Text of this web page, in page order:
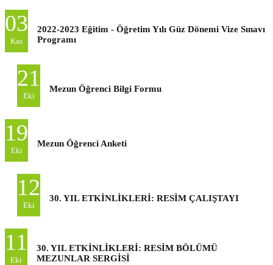
03
Kas
2022-2023 Eğitim - Öğretim Yılı Güz Dönemi Vize Sınavı
Programı
21
Eki
Mezun Öğrenci Bilgi Formu
19
Eki
Mezun Öğrenci Anketi
12
Eki
30. YIL ETKİNLİKLERİ: RESİM ÇALIŞTAYI
11
Eki
30. YIL ETKİNLİKLERİ: RESİM BÖLÜMÜ
MEZUNLAR SERGİSİ